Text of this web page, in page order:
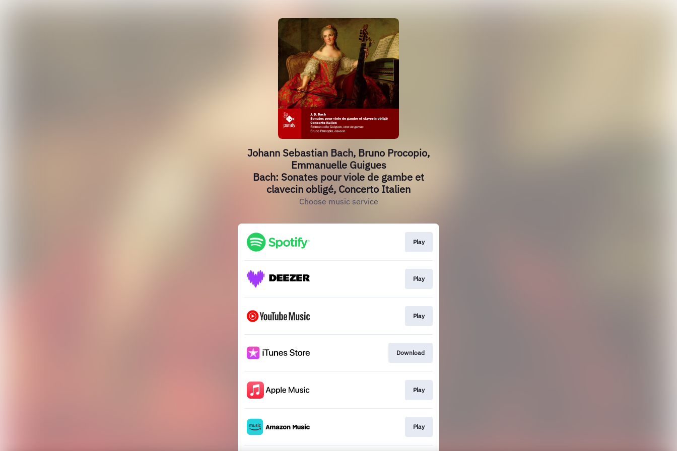
Johann Sebastian Bach, Bruno Procopio,
Emmanuelle Guigues
Bach: Sonates pour viole de gambe et
clavecin obligé, Concerto Italien
Choose music service
Play
Play
Play
Download
Play
Play